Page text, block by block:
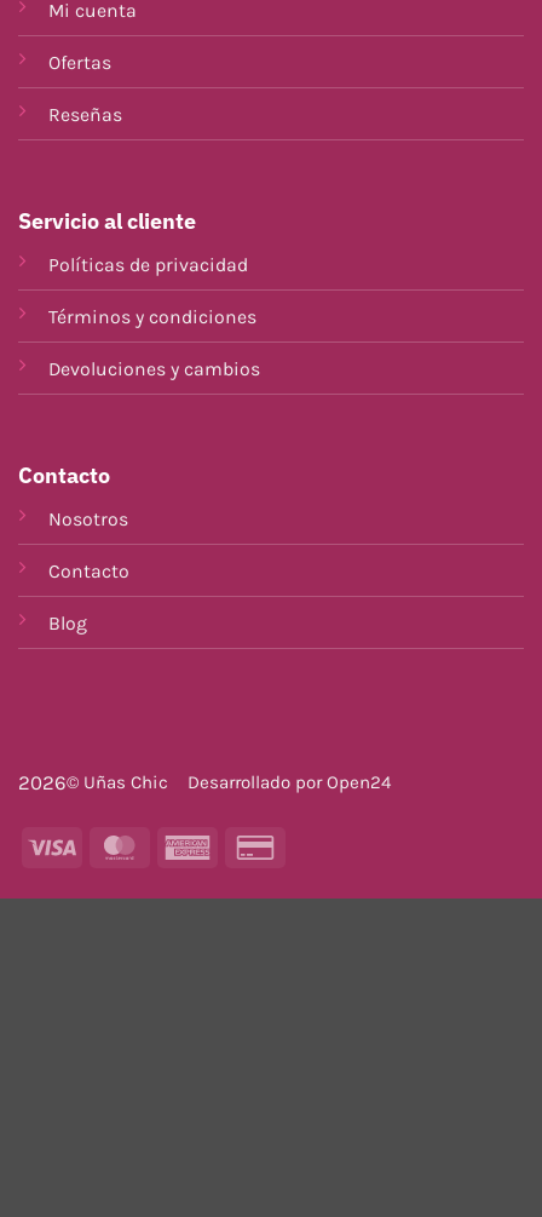
Mi cuenta
Ofertas
Reseñas
Servicio al cliente
Políticas de privacidad
Términos y condiciones
Devoluciones y cambios
Contacto
Nosotros
Contacto
Blog
2026© Uñas Chic Desarrollado porOpen24
Visa MasterCardAmerican